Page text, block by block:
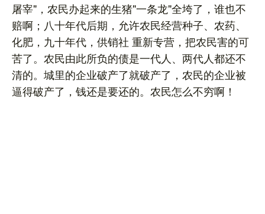
屠宰"，农民办起来的生猪"一条龙"全垮了，谁也不
赔啊；八十年代后期，允许农民经营种子、农药、
化肥，九十年代，供销社 重新专营，把农民害的可
苦了。农民由此所负的债是一代人、两代人都还不
清的。城里的企业破产了就破产了，农民的企业被
逼得破产了，钱还是要还的。农民怎么不穷啊！